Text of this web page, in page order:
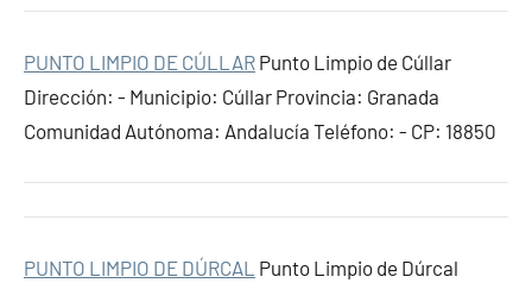
PUNTO LIMPIO DE CÚLLAR Punto Limpio de Cúllar
Dirección: - Municipio: Cúllar Provincia: Granada
Comunidad Autónoma: Andalucía Teléfono: - CP: 18850
PUNTO LIMPIO DE DÚRCAL Punto Limpio de Dúrcal